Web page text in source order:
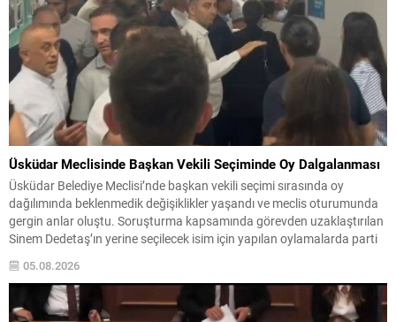
Üsküdar Meclisinde Başkan Vekili Seçiminde Oy Dalgalanması
Üsküdar Belediye Meclisi’nde başkan vekili seçimi sırasında oy
dağılımında beklenmedik değişiklikler yaşandı ve meclis oturumunda
gergin anlar oluştu. Soruşturma kapsamında görevden uzaklaştırılan
Sinem Dedetaş’ın yerine seçilecek isim için yapılan oylamalarda parti
Çetinkaya ile AK Parti’nin adayı Dündar Ziya Gültekin arasında
geçen...
05.08.2026